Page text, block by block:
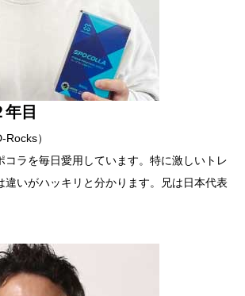
目
Rocks）
コラを毎日愛用しています。特に激しいトレ
違いがハッキリと分かります。兄は日本代表